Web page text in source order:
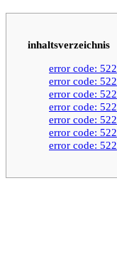
inhaltsverzeichnis
error code: 522
error code: 522
error code: 522
error code: 522
error code: 522
error code: 522
error code: 522